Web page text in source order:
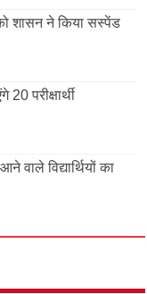
शासन ने किया सस्पेंड
20 परीक्षार्थी
वाले विद्यार्थियों का